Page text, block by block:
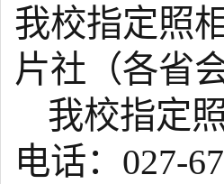
我校指定照
片社（各省
我校指定
电话：027-